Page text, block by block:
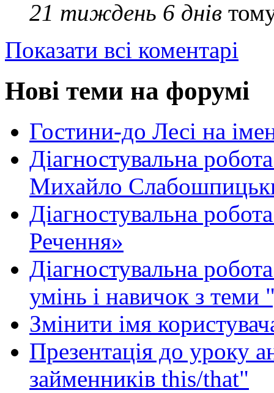
21 тиждень 6 днів
Показати всі коментарі
Нові теми на форумі
Гостини-до Лесі на
Діагностувальна
Михайло
Діагностувальна
Речення»
Діагностувальна
умінь і навичок з теми
Змінити імя
Презентація до уроку
займенників this/that"